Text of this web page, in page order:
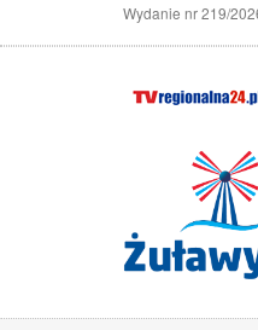
Wydanie nr 219/